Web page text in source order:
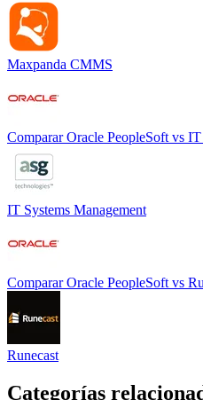
Maxpanda CMMS
Comparar Oracle PeopleSoft vs IT
IT Systems Management
Comparar Oracle PeopleSoft vs
Runecast
Categorías